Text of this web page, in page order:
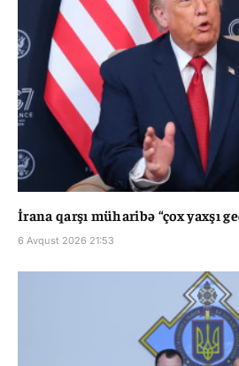
İrana qarşı müharibə “çox yaxşı
6 Avqust 2026 21:53